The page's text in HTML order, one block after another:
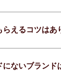
えるコツはあ
ないブランド